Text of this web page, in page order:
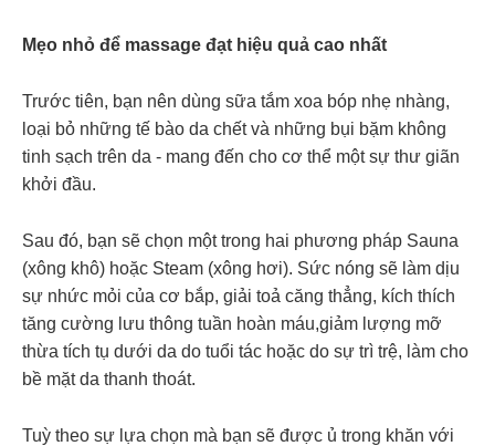
Mẹo nhỏ để massage đạt hiệu quả cao nhất
Trước tiên, bạn nên dùng sữa tắm xoa bóp nhẹ nhàng,
loại bỏ những tế bào da chết và những bụi bặm không
tinh sạch trên da - mang đến cho cơ thể một sự thư giãn
khởi đầu.
Sau đó, bạn sẽ chọn một trong hai phương pháp Sauna
(xông khô) hoặc Steam (xông hơi). Sức nóng sẽ làm dịu
sự nhức mỏi của cơ bắp, giải toả căng thẳng, kích thích
tăng cường lưu thông tuần hoàn máu,giảm lượng mỡ
thừa tích tụ dưới da do tuổi tác hoặc do sự trì trệ, làm cho
bề mặt da thanh thoát.
Tuỳ theo sự lựa chọn mà bạn sẽ được ủ trong khăn với